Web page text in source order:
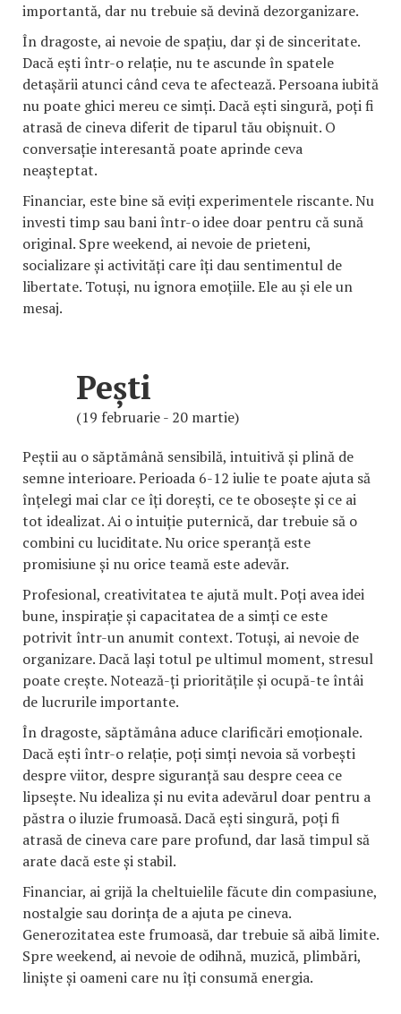
importantă, dar nu trebuie să devină dezorganizare.
În dragoste, ai nevoie de spațiu, dar și de sinceritate.
Dacă ești într-o relație, nu te ascunde în spatele
detașării atunci când ceva te afectează. Persoana iubită
nu poate ghici mereu ce simți. Dacă ești singură, poți fi
atrasă de cineva diferit de tiparul tău obișnuit. O
conversație interesantă poate aprinde ceva
neașteptat.
Financiar, este bine să eviți experimentele riscante. Nu
investi timp sau bani într-o idee doar pentru că sună
original. Spre weekend, ai nevoie de prieteni,
socializare și activități care îți dau sentimentul de
libertate. Totuși, nu ignora emoțiile. Ele au și ele un
mesaj.
Pești
(19 februarie - 20 martie)
Peștii au o săptămână sensibilă, intuitivă și plină de
semne interioare. Perioada 6-12 iulie te poate ajuta să
înțelegi mai clar ce îți dorești, ce te obosește și ce ai
tot idealizat. Ai o intuiție puternică, dar trebuie să o
combini cu luciditate. Nu orice speranță este
promisiune și nu orice teamă este adevăr.
Profesional, creativitatea te ajută mult. Poți avea idei
bune, inspirație și capacitatea de a simți ce este
potrivit într-un anumit context. Totuși, ai nevoie de
organizare. Dacă lași totul pe ultimul moment, stresul
poate crește. Notează-ți prioritățile și ocupă-te întâi
de lucrurile importante.
În dragoste, săptămâna aduce clarificări emoționale.
Dacă ești într-o relație, poți simți nevoia să vorbești
despre viitor, despre siguranță sau despre ceea ce
lipsește. Nu idealiza și nu evita adevărul doar pentru a
păstra o iluzie frumoasă. Dacă ești singură, poți fi
atrasă de cineva care pare profund, dar lasă timpul să
arate dacă este și stabil.
Financiar, ai grijă la cheltuielile făcute din compasiune,
nostalgie sau dorința de a ajuta pe cineva.
Generozitatea este frumoasă, dar trebuie să aibă limite.
Spre weekend, ai nevoie de odihnă, muzică, plimbări,
liniște și oameni care nu îți consumă energia.